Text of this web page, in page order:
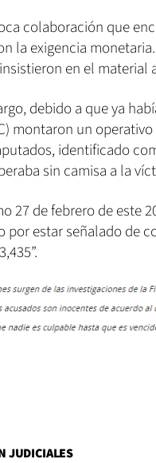
colaboración que
la exigencia
en el material
debido a que ya
montaron un
identificado
sin camisa a la
27 de febrero de este
por estar señalado de
JUDICIALES